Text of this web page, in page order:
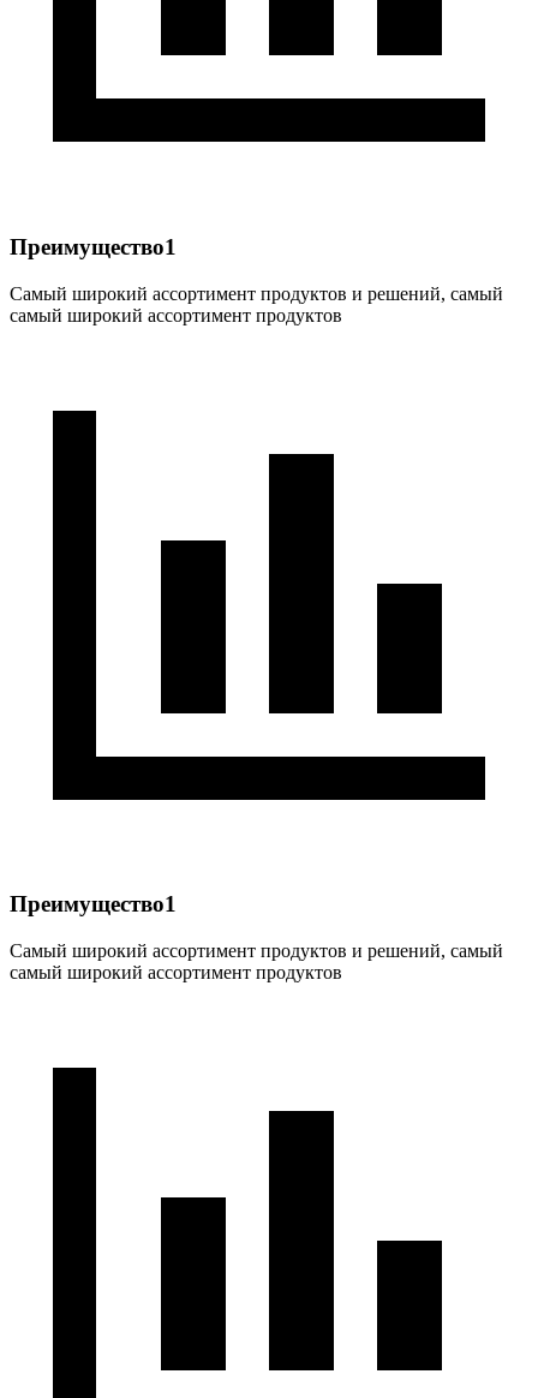
Преимущество1
Самый широкий ассортимент продуктов и решений, самый
самый широкий ассортимент продуктов
Преимущество1
Самый широкий ассортимент продуктов и решений, самый
самый широкий ассортимент продуктов